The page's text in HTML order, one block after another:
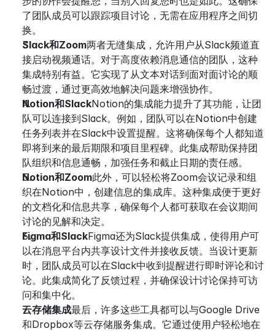
了团队成员可以跟踪项目讨论，无需在应用程序之间切
换。
Slack和Zoom两者无缝集成，允许用户从Slack频道直
接启动视频通话。对于高度依赖消息通信的团队，这种
集成特别有益。它实现了从文本对话到面对面讨论的顺
畅过渡，通过更高效地解决问题来增强协作。
Notion和SlackNotion的集成能力提升了其功能，让团
队可以连接到Slack。例如，团队可以在Notion中创建
任务列表并在Slack中设置提醒。这将确保每个人都知道
即将到来的最后期限和项目里程碑。此集成帮助保持团
队组织和信息通畅，加强任务和截止日期的责任感。
Notion和Zoom此外，可以轻松将Zoom会议记录和组
织在Notion中，创建信息的集成库。这种集成便于更好
的文档化和信息共享，确保每个人都可获取在会议期间
讨论的见解和决定。
Figma和SlackFigma还为Slack提供集成，使得用户可
以在消息平台内共享设计文件并接收反馈。当设计更新
时，团队成员可以在Slack中收到提醒进行即时评论和讨
论。此集成简化了反馈过程，并确保设计讨论保持可访
问和集中化。
云存储集成最后，许多这些工具都可以与Google Drive
和Dropbox等云存储服务集成。它通过使用户轻松地在